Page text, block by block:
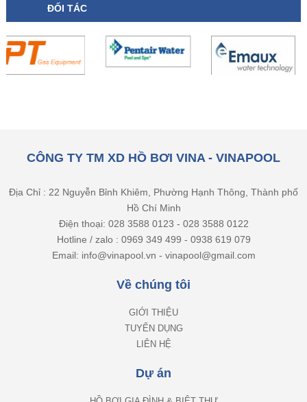
ĐỐI TÁC
CÔNG TY TM XD HỒ BƠI VINA - VINAPOOL
Địa Chỉ : 22 Nguyễn Bỉnh Khiêm, Phường Hạnh Thông, Thành phố
Hồ Chí Minh
Điện thoại: 028 3588 0123 - 028 3588 0122
Hotline / zalo : 0969 349 499 - 0938 619 079
Email: info@vinapool.vn - vinapool@gmail.com
Về chúng tôi
GIỚI THIỆU
TUYỂN DỤNG
LIÊN HỆ
Dự án
HỒ BƠI GIA ĐÌNH & BIỆT THỰ